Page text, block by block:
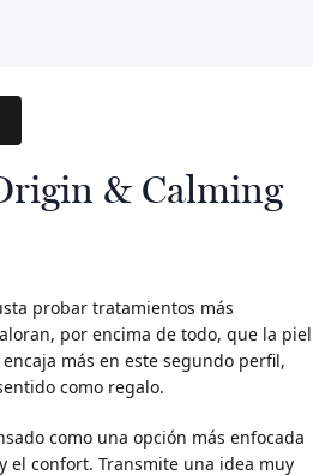
& Calming
probar tratamientos más
por encima de todo, que la piel
más en este segundo perfil,
como regalo.
como una opción más enfocada
confort. Transmite una idea muy